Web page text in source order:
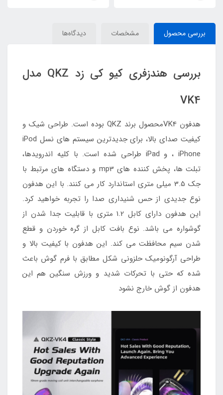
بررسی محصول مشخصات دیدگاه‌ها
بررسی هندزفری کیو کی زد QKZ مدل
VK4
هدفون VK4محصول برند QKZ بوده است. طراحی شیک و
کیفیت صدای بالا، برای جدیدترین سیستم های نسل iPod
، iPhone و iPad طراحی شده است. با کلیه اندرویدها،
تبلت ها، پخش کننده های mp3 و دستگاه های مرتبط با
جک 3.5 میلی متری استاندارد کار می کنند. با این هدفون
نوع جدیدی از حس شنیداری صدا را تجربه خواهید کرد.
این هدفون دارای کابل 1.2 متری با قابلیت جدا شدن از
گوشواره می باشد. نوع بافت کابل از گره خوردن و قطع
شدن سیم محافظت می کند. این هدفون با کیفیت بالا و
طراحی آرگونومیک حلزونی شکل مطابق با فرم گوش باعث
شده که حتی با تحرکات شدید و ورزش سنگین هم این
هدفون از گوش خارج نشود